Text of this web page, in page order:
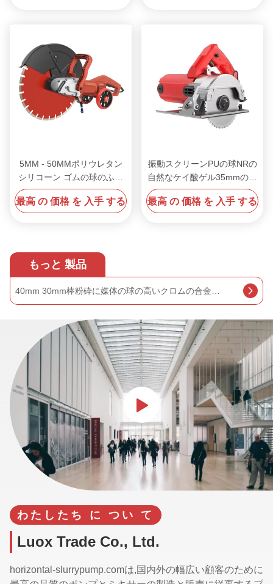
5MM - 50MMポリウレタン
シリコーン ゴムの球のふる
いの球の振動スクリーンの球
最高 の 価格 を 入手 する
振動スクリーンPUの球NRの
自然なケイ酸ゲル35mmの球
のための固体シリコーン ゴ
ムの球
最高 の 価格 を 入手 する
もっと 製品
わたしたち に つい て
Luox Trade Co., Ltd.
horizontal-slurrypump.comは,国内外の幅広い顧客のために